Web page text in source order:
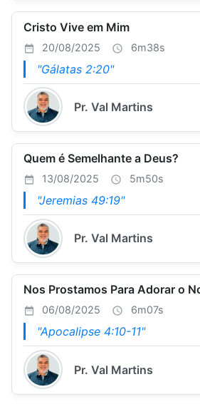
Cristo Vive em Mim
20/08/2025 6m38s
"Gálatas 2:20"
Pr. Val Martins
Quem é Semelhante a Deus?
13/08/2025 5m50s
"Jeremias 49:19"
Pr. Val Martins
Nos Prostamos Para Adorar o
06/08/2025 6m07s
"Apocalipse 4:10-11"
Pr. Val Martins